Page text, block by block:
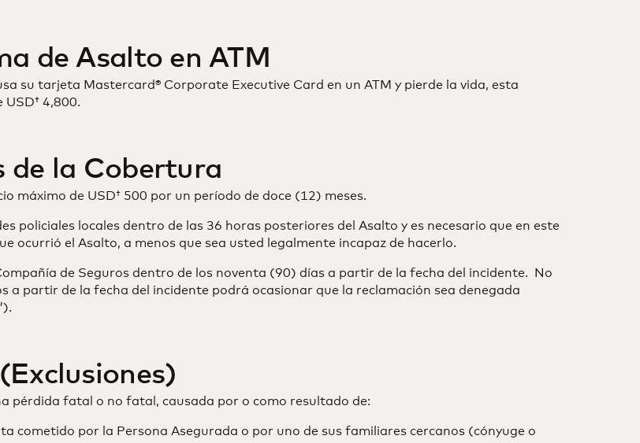
de Asalto en ATM
su tarjeta Mastercard® Corporate Executive Card en un ATM y pierde la vida, esta
4,800.
de la Cobertura
máximo de USD† 500 por un período de doce (12) meses.
policiales locales dentro de las 36 horas posteriores del Asalto y es necesario que en este
ocurrió el Asalto, a menos que sea usted legalmente incapaz de hacerlo.
de Seguros dentro de los noventa (90) días a partir de la fecha del incidente. No
a partir de la fecha del incidente podrá ocasionar que la reclamación sea denegada
pérdida fatal o no fatal, causada por o como resultado de:
cometido por la Persona Asegurada o por uno de sus familiares cercanos (cónyuge o